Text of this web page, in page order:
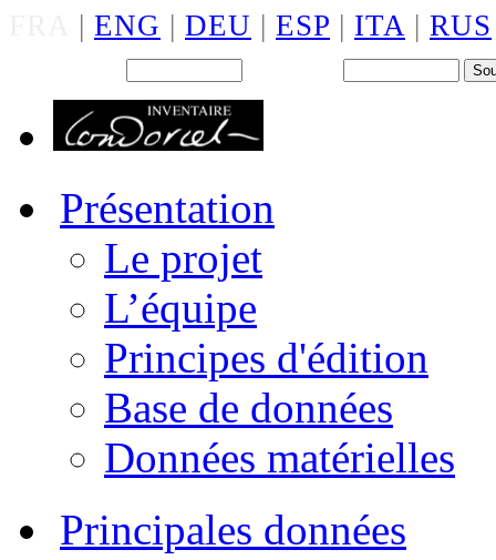
| ENG | DEU | ESP | ITA | RUS
Présentation
Le projet
L’équipe
Principes d'édition
Base de données
Données matérielles
Principales données